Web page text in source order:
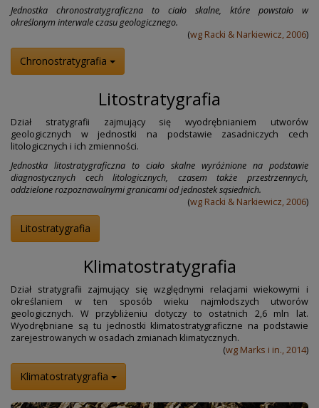
Jednostka chronostratygraficzna to ciało skalne, które powstało w
określonym interwale czasu geologicznego.
(wg Racki & Narkiewicz, 2006)
Chronostratygrafia
Litostratygrafia
Dział stratygrafii zajmujący się wyodrębnianiem utworów
geologicznych w jednostki na podstawie zasadniczych cech
litologicznych i ich zmienności.
Jednostka litostratygraficzna to ciało skalne wyróżnione na podstawie
diagnostycznych cech litologicznych, czasem także przestrzennych,
oddzielone rozpoznawalnymi granicami od jednostek sąsiednich.
(wg Racki & Narkiewicz, 2006)
Litostratygrafia
Klimatostratygrafia
Dział stratygrafii zajmujący się względnymi relacjami wiekowymi i
określaniem w ten sposób wieku najmłodszych utworów
geologicznych. W przybliżeniu dotyczy to ostatnich 2,6 mln lat.
Wyodrębniane są tu jednostki klimatostratygraficzne na podstawie
zarejestrowanych w osadach zmianach klimatycznych.
(wg Marks i in., 2014)
Klimatostratygrafia